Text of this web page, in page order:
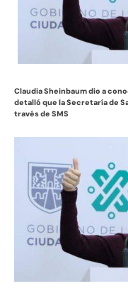
Claudia Sheinbaum dio a
detalló que la Secretaría de
través de SMS